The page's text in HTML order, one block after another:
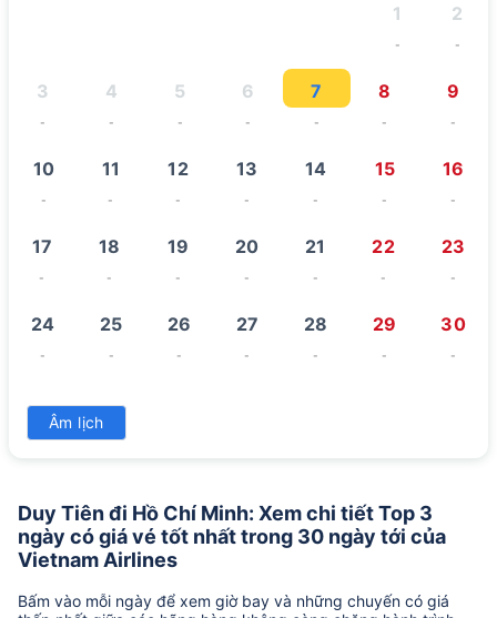
1
-
2
-
3
-
4
-
5
-
6
-
7
-
8
-
9
-
10
-
11
-
12
-
13
-
14
-
15
-
16
-
17
-
18
-
19
-
20
-
21
-
22
-
23
-
24
-
25
-
26
-
27
-
28
-
29
-
30
-
31
Âm lịch
Duy Tiên đi Hồ Chí Minh: Xem chi tiết Top 3
ngày có giá vé tốt nhất trong 30 ngày tới của
Vietnam Airlines
Bấm vào mỗi ngày để xem giờ bay và những chuyến có giá